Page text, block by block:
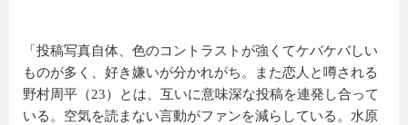
「投稿写真自体、色のコントラストが強くてケバケバしい
ものが多く、好き嫌いが分かれがち。また恋人と噂される
野村周平（23）とは、互いに意味深な投稿を連発し合って
いる。空気を読まない言動がファンを減らしている。水原